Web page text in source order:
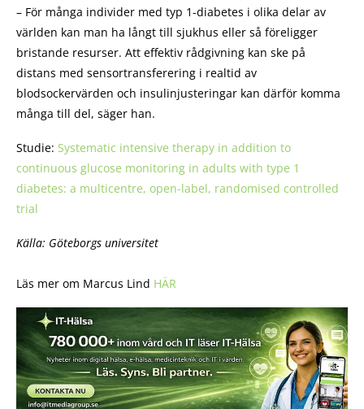
– För många individer med typ 1-diabetes i olika delar av
världen kan man ha långt till sjukhus eller så föreligger
bristande resurser. Att effektiv rådgivning kan ske på
distans med sensortransferering i realtid av
blodsockervärden och insulinjusteringar kan därför komma
många till del, säger han.
Studie: Systematic intensive therapy in addition to
continuous glucose monitoring in adults with type 1
diabetes: a multicentre, open-label, randomised controlled
trial
Källa: Göteborgs universitet
Läs mer om Marcus Lind HÄR